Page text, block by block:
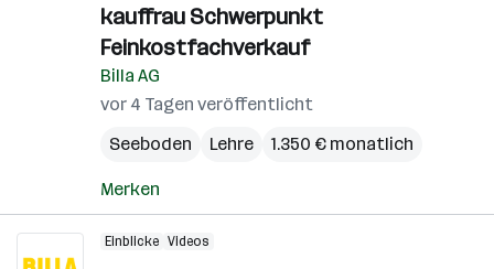
kauffrau Schwerpunkt
Feinkostfachverkauf
Billa AG
vor 4 Tagen veröffentlicht
Seeboden
Lehre 1.350 € monatlich
Merken
Einblicke Videos